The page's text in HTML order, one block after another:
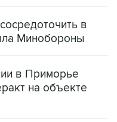
в
Минобороны
в Приморье
на объекте